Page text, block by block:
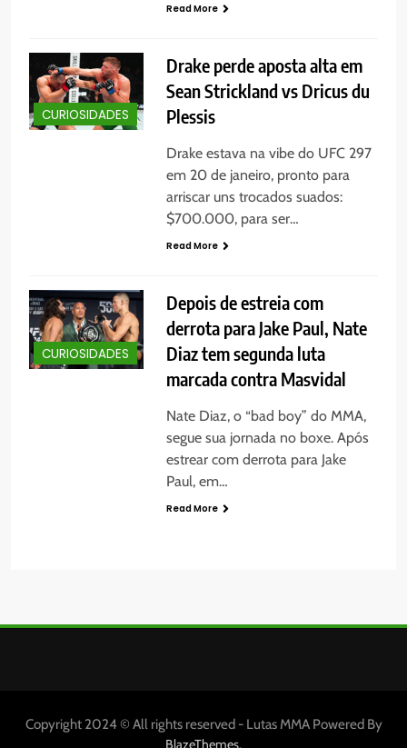
Read More
CURIOSIDADES
Drake perde aposta alta em
Sean Strickland vs Dricus du
Plessis
Drake estava na vibe do UFC 297
em 20 de janeiro, pronto para
arriscar uns trocados suados:
$700.000, para ser…
Read More
CURIOSIDADES
Depois de estreia com
derrota para Jake Paul, Nate
Diaz tem segunda luta
marcada contra Masvidal
Nate Diaz, o “bad boy” do MMA,
segue sua jornada no boxe. Após
estrear com derrota para Jake
Paul, em…
Read More
Copyright 2024 © All rights reserved - Lutas MMA Powered By
BlazeThemes.